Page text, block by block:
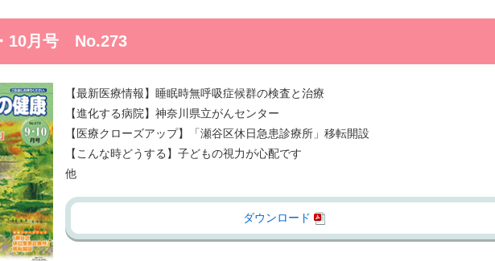
10月号 No.273
【最新医療情報】睡眠時無呼吸症候群の検査と治療
【進化する病院】神奈川県立がんセンター
【医療クローズアップ】「瀬谷区休日急患診療所」移転開設
【こんな時どうする】子どもの視力が心配です
他
ダウンロード